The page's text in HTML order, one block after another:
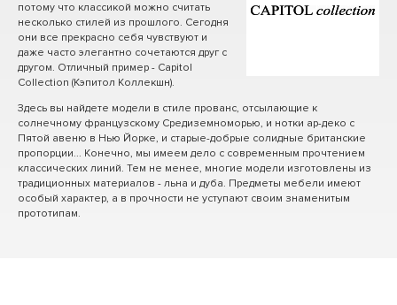
потому что классикой можно считать
несколько стилей из прошлого. Сегодня
они все прекрасно себя чувствуют и
даже часто элегантно сочетаются друг с
другом. Отличный пример - Capitol
Collection (Кэпитол Коллекшн).
Здесь вы найдете модели в стиле прованс, отсылающие к
солнечному французскому Средиземноморью, и нотки ар-деко с
Пятой авеню в Нью Йорке, и старые-добрые солидные британские
пропорции... Конечно, мы имеем дело с современным прочтением
классических линий. Тем не менее, многие модели изготовлены из
традиционных материалов - льна и дуба. Предметы мебели имеют
особый характер, а в прочности не уступают своим знаменитым
прототипам.